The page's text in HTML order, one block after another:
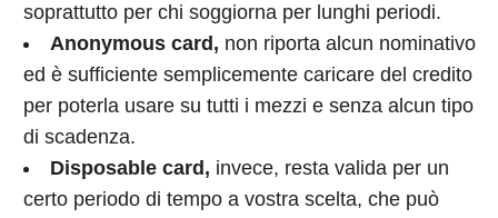
soprattutto per chi soggiorna per lunghi periodi.
Anonymous card, non riporta alcun nominativo
ed è sufficiente semplicemente caricare del credito
per poterla usare su tutti i mezzi e senza alcun tipo
di scadenza.
Disposable card, invece, resta valida per un
certo periodo di tempo a vostra scelta, che può